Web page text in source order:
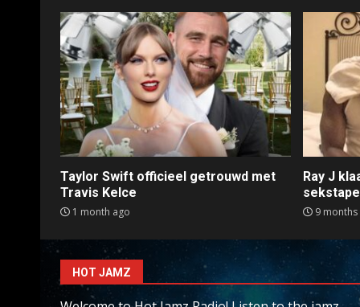
Taylor Swift officieel getrouwd met
Travis Kelce
1 month ago
Ray J
sekstape
9 months
HOT JAMZ